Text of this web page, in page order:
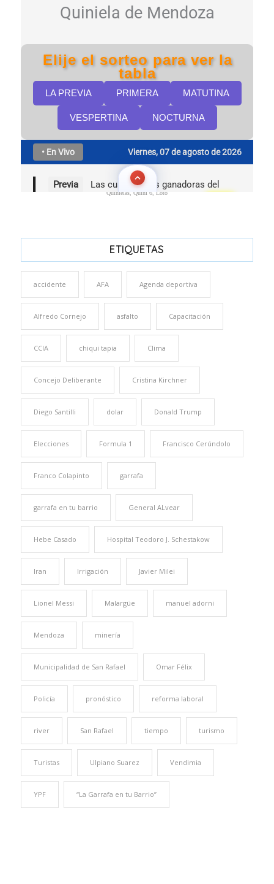
Quinielas, Quini 6, Loto
ETIQUETAS
accidente AFA Agenda deportiva
Alfredo Cornejo asfalto Capacitación
CCIA chiqui tapia Clima
Concejo Deliberante Cristina Kirchner
Diego Santilli dolar Donald Trump
Elecciones Formula 1 Francisco Cerúndolo
Franco Colapinto garrafa
garrafa en tu barrio General ALvear
Hebe Casado Hospital Teodoro J. Schestakow
Iran Irrigación Javier Milei
Lionel Messi Malargüe manuel adorni
Mendoza minería
Municipalidad de San Rafael Omar Félix
Policía pronóstico reforma laboral
river San Rafael tiempo turismo
Turistas Ulpiano Suarez Vendimia
YPF “La Garrafa en tu Barrio”